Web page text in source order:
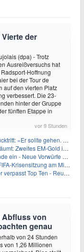
der
(dpa) - Trotz
Ausreißversuchs hat
Hoffnung
bei der Tour de
auf den vierten Platz
verbessert. Die 23-
hinter der Gruppe
fünften Etappe in
vor 9 Stunden
«Er sollte gehen. Jetzt»
Zweites EM-Gold in Paris
Neue Vorwürfe gegen FIFA
am Mittwoch ein
Top Ten - Reusser siegt
Abfluss von
genau
von 24 Stunden
von 1,26 Millionen